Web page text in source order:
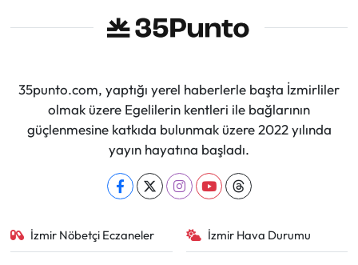
35punto.com, yaptığı yerel haberlerle başta İzmirliler
olmak üzere Egelilerin kentleri ile bağlarının
güçlenmesine katkıda bulunmak üzere 2022 yılında
yayın hayatına başladı.
İzmir Nöbetçi Eczaneler İzmir Hava Durumu